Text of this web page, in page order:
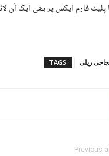
فارم ایکس پر بھی ایک آن
TAGS ریلی
Previous